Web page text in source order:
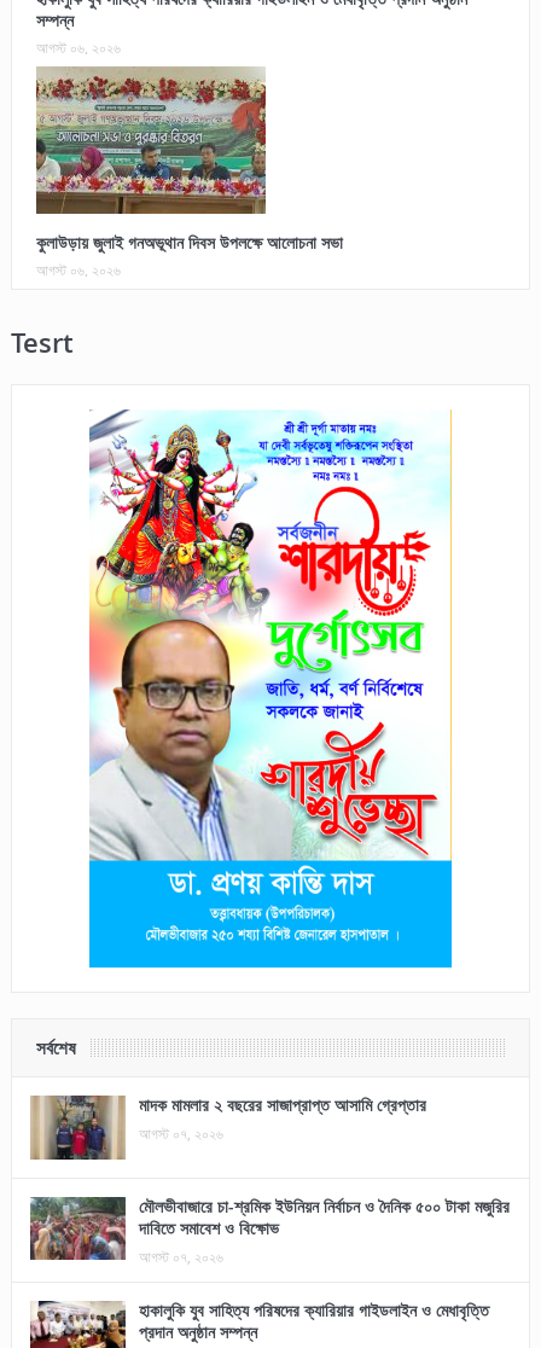
সম্পন্ন
আগস্ট ০৬, ২০২৬
কুলাউড়ায় জুলাই গনঅভূথান দিবস উপলক্ষে আলোচনা সভা
আগস্ট ০৬, ২০২৬
Tesrt
সর্বশেষ
মাদক মামলার ২ বছরের সাজাপ্রাপ্ত আসামি গ্রেপ্তার
আগস্ট ০৭, ২০২৬
মৌলভীবাজারে চা-শ্রমিক ইউনিয়ন নির্বাচন ও দৈনিক ৫০০ টাকা মজুরির
দাবিতে সমাবেশ ও বিক্ষোভ
আগস্ট ০৭, ২০২৬
হাকালুকি যুব সাহিত্য পরিষদের ক্যারিয়ার গাইডলাইন ও মেধাবৃত্তি
প্রদান অনুষ্ঠান সম্পন্ন